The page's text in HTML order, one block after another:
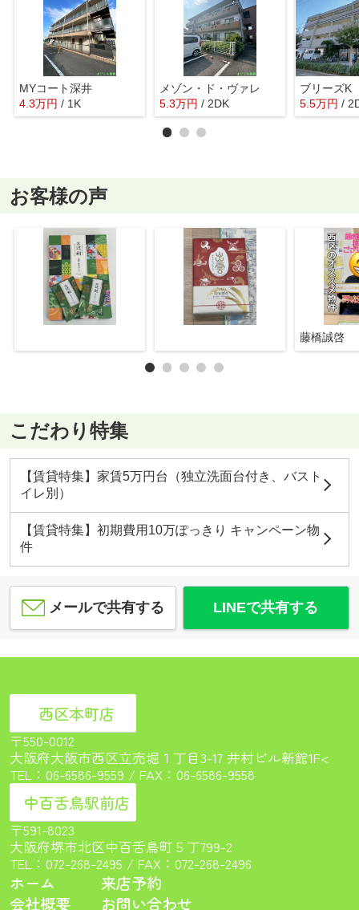
MYコート深井
4.3万円 / 1K
メゾン・ド・ヴァレ
5.3万円 / 2DK
ブリーズK
5.5万円 /
お客様の声
藤橋誠啓
こだわり特集
【賃貸特集】家賃5万円台（独立洗面台付き、バスト
イレ別）
【賃貸特集】初期費用10万ぽっきり キャンペーン物
件
メールで共有する LINEで共有する
西区本町店
〒550-0012
大阪府大阪市西区立売堀１丁目3-17 井村ビル新館1F<
TEL： 06-6586-9559 / FAX：06-6586-9558
中百舌鳥駅前店
〒591-8023
大阪府堺市北区中百舌鳥町５丁799-2
TEL： 072-268-2495 / FAX：072-268-2496
ホーム
会社概要
来店予約
お問い合わせ